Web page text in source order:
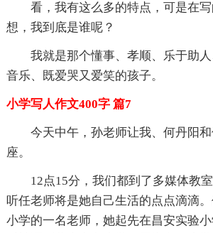
看，我有这么多的特点，可是在
想，我到底是谁呢？
我就是那个懂事、孝顺、乐于助
音乐、既爱哭又爱笑的孩子。
小学写人作文400字 篇7
今天中午，孙老师让我、何丹阳
座。
12点15分，我们都到了多媒体教
听任老师将是她自己生活的点点滴滴
小学的一名老师，她起先在昌安实验